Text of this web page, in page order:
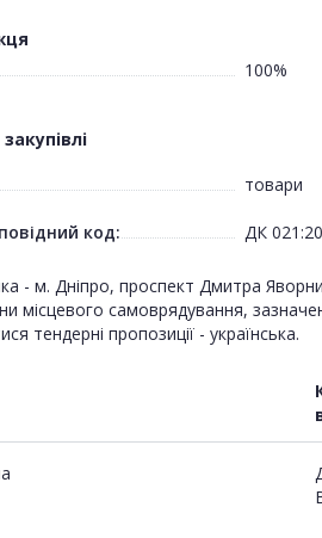
100%
товари
код: ДК
- м. Дніпро, проспект Дмитра
місцевого самоврядування,
тендерні пропозиції - українська.